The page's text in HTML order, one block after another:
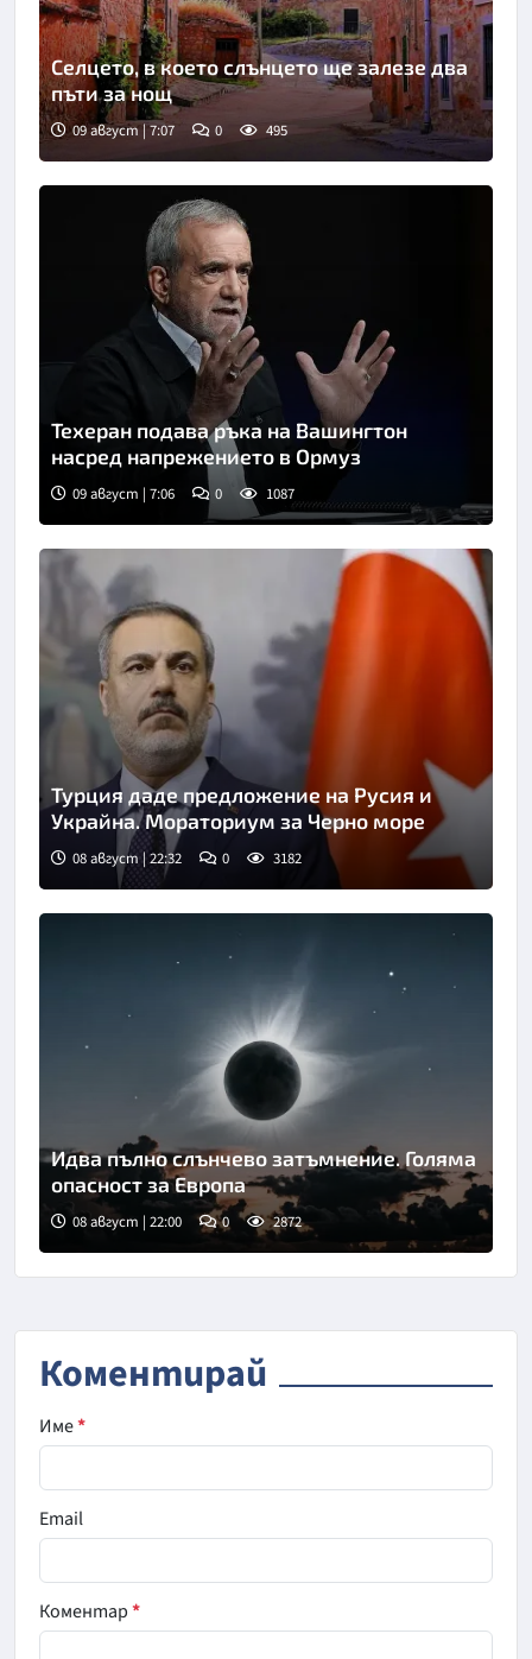
Селцето, в което слънцето ще залезе два
пъти за нощ
09 август | 7:07 0 495
Техеран подава ръка на Вашингтон
насред напрежението в Ормуз
09 август | 7:06 0 1087
Турция даде предложение на Русия и
Украйна. Мораториум за Черно море
08 август | 22:32 0 3182
Идва пълно слънчево затъмнение. Голяма
опасност за Европа
08 август | 22:00 0 2872
Коментирай
Име*
Email
Коментар*